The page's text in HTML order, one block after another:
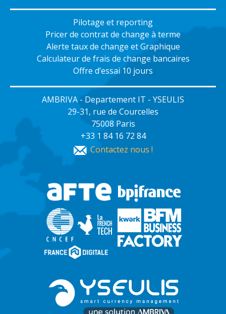
Pilotage et reporting
Pricer de contrat de change à terme
Alerte taux de change et Graphique
Calculateur de frais de change bancaires
Offre d’essai 10 jours
AMBRIVA - Departement IT - YSEULIS
29-31, rue de Courcelles
75008 Paris
+33 1 84 16 72 84
Contactez nous !